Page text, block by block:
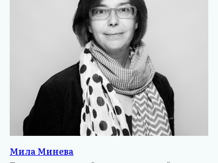
Мила Минева